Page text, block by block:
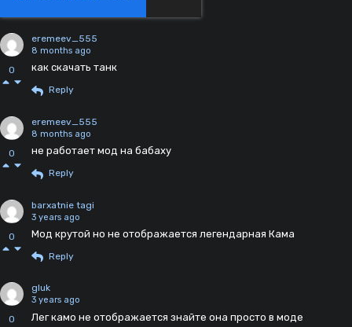
0
eremeev_555
8 months ago
как скачать танк
Reply
0
eremeev_555
8 months ago
не работает мод на бабаху
Reply
0
barxatnie tagi
3 years ago
Мод крутой но не отображается легендарная Кама
Reply
0
gluk
3 years ago
Лег камо не отображается знайте она просто в моде